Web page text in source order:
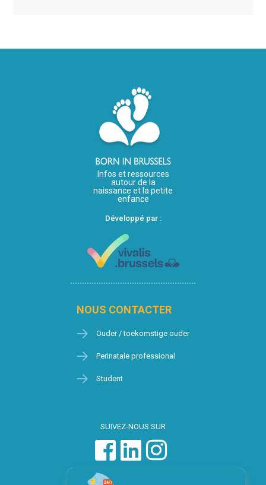
Infos et ressources
autour de la
naissance et la petite
enfance
Développé par :
NOUS CONTACTER
Ouder / toekomstige ouder
Perinatale professional
Student
SUIVEZ-NOUS SUR